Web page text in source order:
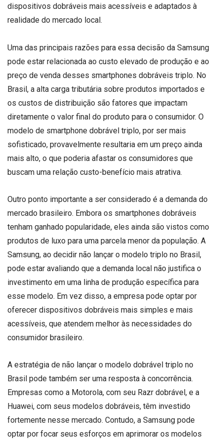
dispositivos dobráveis mais acessíveis e adaptados à
realidade do mercado local.
Uma das principais razões para essa decisão da Samsung
pode estar relacionada ao custo elevado de produção e ao
preço de venda desses smartphones dobráveis triplo. No
Brasil, a alta carga tributária sobre produtos importados e
os custos de distribuição são fatores que impactam
diretamente o valor final do produto para o consumidor. O
modelo de smartphone dobrável triplo, por ser mais
sofisticado, provavelmente resultaria em um preço ainda
mais alto, o que poderia afastar os consumidores que
buscam uma relação custo-benefício mais atrativa.
Outro ponto importante a ser considerado é a demanda do
mercado brasileiro. Embora os smartphones dobráveis
tenham ganhado popularidade, eles ainda são vistos como
produtos de luxo para uma parcela menor da população. A
Samsung, ao decidir não lançar o modelo triplo no Brasil,
pode estar avaliando que a demanda local não justifica o
investimento em uma linha de produção específica para
esse modelo. Em vez disso, a empresa pode optar por
oferecer dispositivos dobráveis mais simples e mais
acessíveis, que atendem melhor às necessidades do
consumidor brasileiro.
A estratégia de não lançar o modelo dobrável triplo no
Brasil pode também ser uma resposta à concorrência.
Empresas como a Motorola, com seu Razr dobrável, e a
Huawei, com seus modelos dobráveis, têm investido
fortemente nesse mercado. Contudo, a Samsung pode
optar por focar seus esforços em aprimorar os modelos